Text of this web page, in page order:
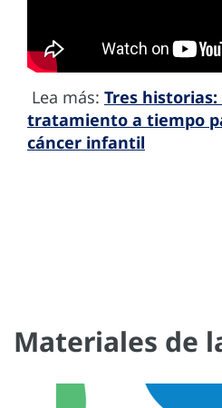
Lea más: Tres
tratamiento a tiempo
cáncer infantil
Materiales de